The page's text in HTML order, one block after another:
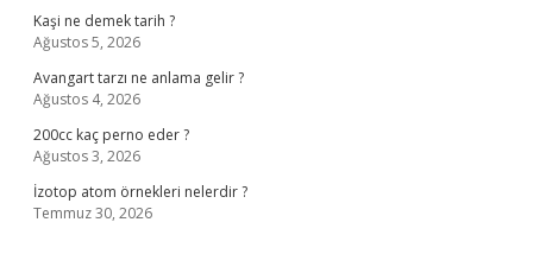
Kaşi ne demek tarih ?
Ağustos 5, 2026
Avangart tarzı ne anlama gelir ?
Ağustos 4, 2026
200cc kaç perno eder ?
Ağustos 3, 2026
İzotop atom örnekleri nelerdir ?
Temmuz 30, 2026